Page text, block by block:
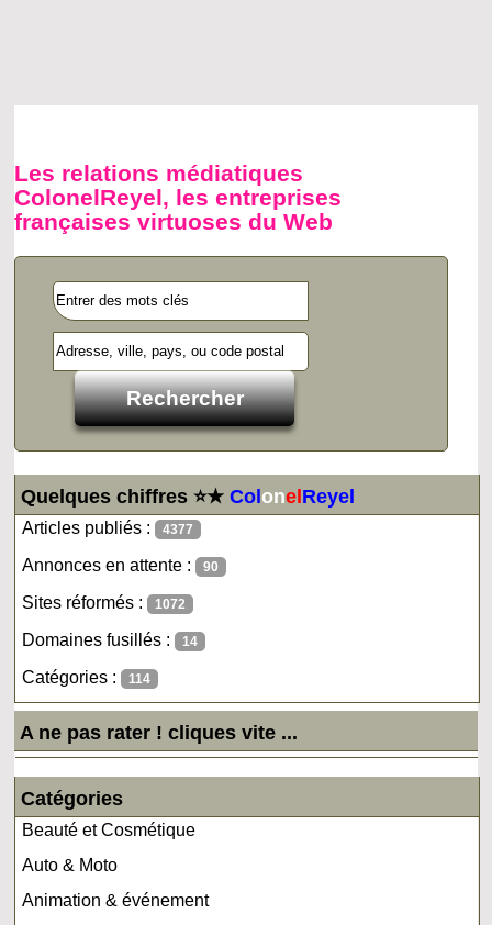
Les relations médiatiques
ColonelReyel, les entreprises
françaises virtuoses du Web
Quelques chiffres ⭐★ColonelReyel
Articles publiés : 4377
Annonces en attente : 90
Sites réformés : 1072
Domaines fusillés : 14
Catégories : 114
A ne pas rater ! cliques vite ...
Catégories
Beauté et Cosmétique
Auto & Moto
Animation & événement